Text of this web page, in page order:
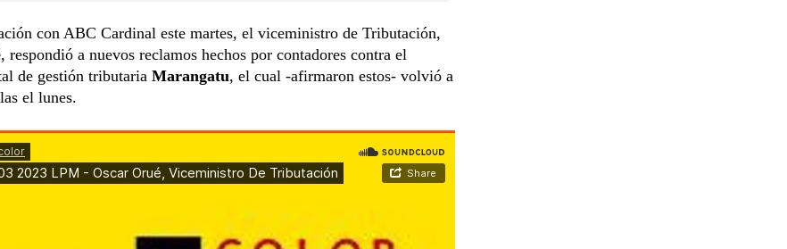
con ABC Cardinal este martes, el viceministro de Tributación,
, respondió a nuevos reclamos hechos por contadores contra el
de gestión tributaria Marangatu, el cual -afirmaron estos- volvió a
el lunes.